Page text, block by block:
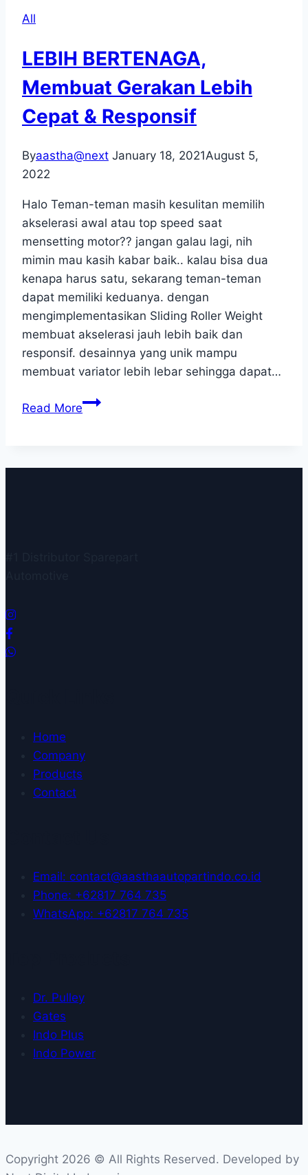
Siap
Menggebrak
Balap
Nasional?
All
LEBIH BERTENAGA,
Membuat Gerakan Lebih
Cepat & Responsif
Byaastha@next January 18, 2021August 5,
2022
Halo Teman-teman masih kesulitan memilih
akselerasi awal atau top speed saat
mensetting motor?? jangan galau lagi, nih
mimin mau kasih kabar baik.. kalau bisa dua
kenapa harus satu, sekarang teman-teman
dapat memiliki keduanya. dengan
mengimplementasikan Sliding Roller Weight
membuat akselerasi jauh lebih baik dan
responsif. desainnya yang unik mampu
membuat variator lebih lebar sehingga dapat…
Read MoreLEBIH
Home
Company
Products
Contact
Email: contact@aasthaautopartindo.co.id
Phone: +62817 764 735
WhatsApp: +62817 764 735
Dr. Pulley
Gates
Indo Plus
Indo Power
Copyright 2026 © All Rights Reserved. Developed by